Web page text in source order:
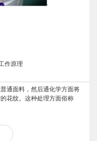
作原理
通面料，然后通化学方面将
花纹。这种处理方面俗称